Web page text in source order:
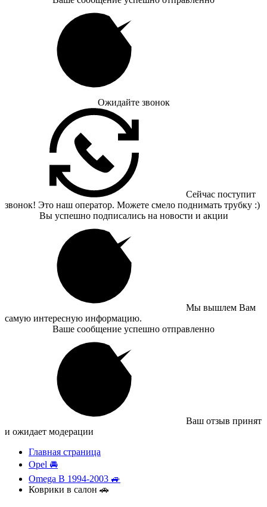
Ожидайте звонок
Сейчас поступит
звонок! Это наш оператор. Можете смело поднимать трубку :)
Вы успешно подписались на новости и акции
Мы вышлем Вам
самую интересную информацию.
Ваше сообщение успешно отправленно
Ваш отзыв принят
и ожидает модерации
Главная страница
Opel 🚘
Omega B 1994-2003 🚙
Коврики в салон 🚗